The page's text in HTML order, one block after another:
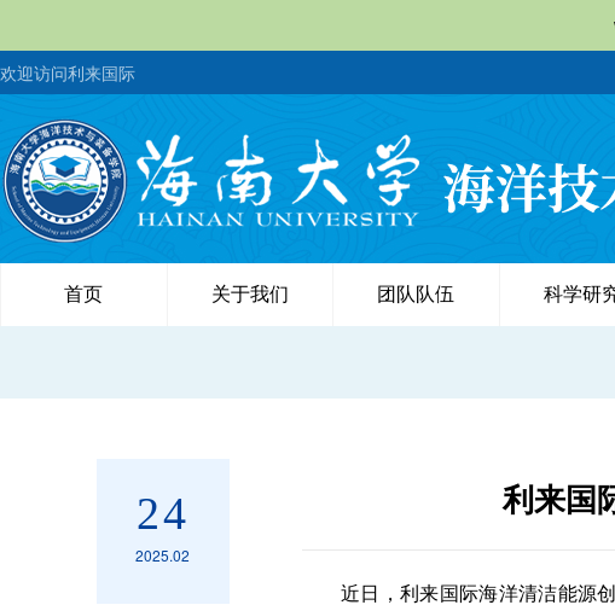
欢迎访问利来国际
首页 关于我们 团队队伍 科学研
24
2025.02
利来国
近日，利来国际海洋清洁能源